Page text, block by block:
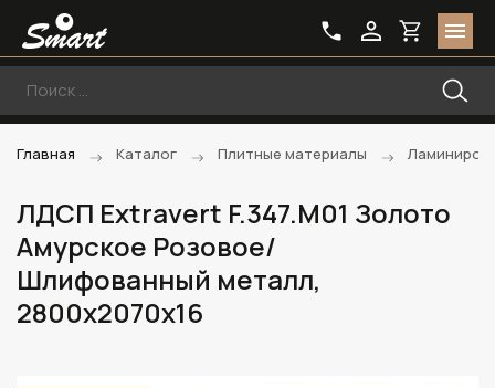
Главная Каталог Плитные материалы
ЛДСП Extravert F.347.M01 Золото
Амурское Розовое/
Шлифованный металл,
2800х2070х16